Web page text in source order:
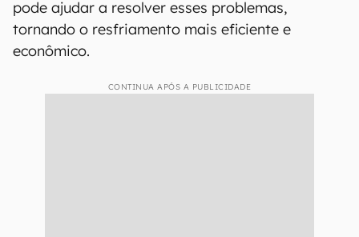
pode ajudar a resolver esses problemas,
tornando o resfriamento mais eficiente e
econômico.
CONTINUA APÓS A PUBLICIDADE